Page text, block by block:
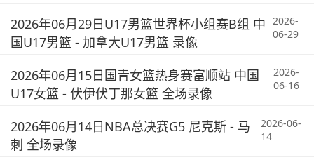
2026年06月29日U17男篮世界杯小组赛B组 中
国U17男篮 - 加拿大U17男篮 录像
2026-
06-29
2026年06月15日国青女篮热身赛富顺站 中国
U17女篮 - 伏伊伏丁那女篮 全场录像
2026-
06-16
2026年06月14日NBA总决赛G5 尼克斯 - 马
刺 全场录像
2026-06-
14